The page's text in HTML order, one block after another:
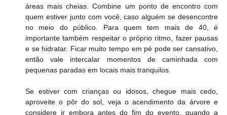
áreas mais cheias. Combine um ponto de encontro com
quem estiver junto com você, caso alguém se desencontre
no meio do público. Para quem tem mais de 40, é
importante também respeitar o próprio ritmo, fazer pausas
e se hidratar. Ficar muito tempo em pé pode ser cansativo,
então vale intercalar momentos de caminhada com
pequenas paradas em locais mais tranquilos.
Se estiver com crianças ou idosos, chegue mais cedo,
aproveite o pôr do sol, veja o acendimento da árvore e
considere ir embora antes do fim do evento, quando a